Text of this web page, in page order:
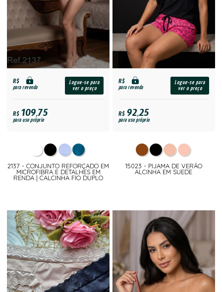
R$
para revenda
Logue-se para
ver o preço
R$109,75
para uso próprio
2137 - CONJUNTO REFORÇADO EM
MICROFIBRA E DETALHES EM
RENDA | CALCINHA FIO DUPLO
R$
para revenda
Logue-se para
ver o preço
R$92,25
para uso próprio
15023 - PIJAMA DE VERÃO
ALCINHA EM SUEDE